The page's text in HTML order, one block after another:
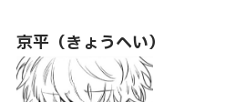
京平（きょうへい）